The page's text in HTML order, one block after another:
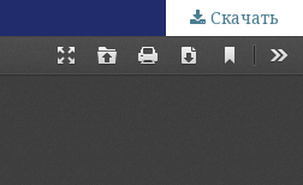
Скачать